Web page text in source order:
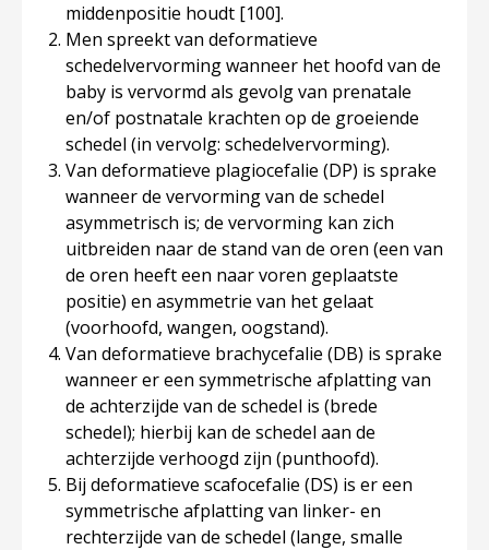
middenpositie houdt [100].
Men spreekt van deformatieve
schedelvervorming wanneer het hoofd van de
baby is vervormd als gevolg van prenatale
en/of postnatale krachten op de groeiende
schedel (in vervolg: schedelvervorming).
Van deformatieve plagiocefalie (DP) is sprake
wanneer de vervorming van de schedel
asymmetrisch is; de vervorming kan zich
uitbreiden naar de stand van de oren (een van
de oren heeft een naar voren geplaatste
positie) en asymmetrie van het gelaat
(voorhoofd, wangen, oogstand).
Van deformatieve brachycefalie (DB) is sprake
wanneer er een symmetrische afplatting van
de achterzijde van de schedel is (brede
schedel); hierbij kan de schedel aan de
achterzijde verhoogd zijn (punthoofd).
Bij deformatieve scafocefalie (DS) is er een
symmetrische afplatting van linker- en
rechterzijde van de schedel (lange, smalle